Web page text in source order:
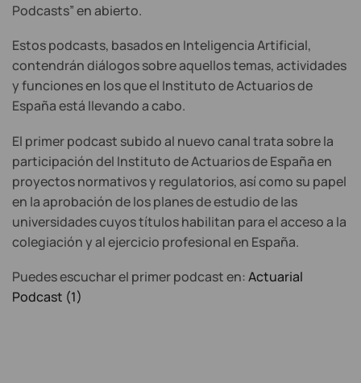
Podcasts” en abierto.
Estos podcasts, basados en Inteligencia Artificial,
contendrán diálogos sobre aquellos temas, actividades
y funciones en los que el Instituto de Actuarios de
España está llevando a cabo.
El primer podcast subido al nuevo canal trata sobre la
participación del Instituto de Actuarios de España en
proyectos normativos y regulatorios, así como su papel
en la aprobación de los planes de estudio de las
universidades cuyos títulos habilitan para el acceso a la
colegiación y al ejercicio profesional en España.
Puedes escuchar el primer podcast en:Actuarial
Podcast (1)